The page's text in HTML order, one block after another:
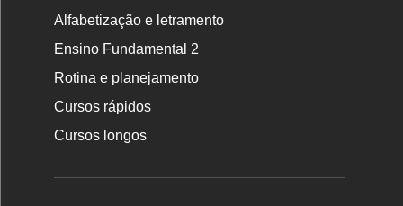
Alfabetização e letramento
Ensino Fundamental 2
Rotina e planejamento
Cursos rápidos
Cursos longos